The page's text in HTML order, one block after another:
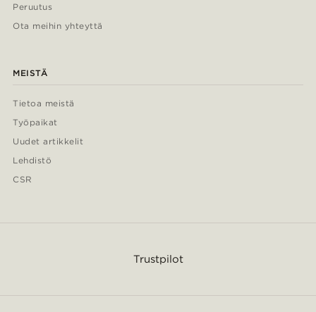
Peruutus
Ota meihin yhteyttä
MEISTÄ
Tietoa meistä
Työpaikat
Uudet artikkelit
Lehdistö
CSR
Trustpilot